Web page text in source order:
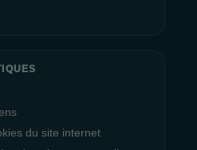
du site internet